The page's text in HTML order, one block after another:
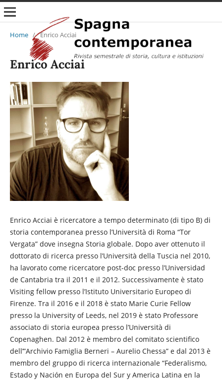
Home / Enrico Acciai
Enrico Acciai
Enrico Acciai è ricercatore a tempo determinato (di tipo B) di
storia contemporanea presso l’Università di Roma “Tor
Vergata” dove insegna Storia globale. Dopo aver ottenuto il
dottorato di ricerca presso l’Università della Tuscia nel 2010,
ha lavorato come ricercatore post-doc presso l’Universidad
de Cantabria tra il 2011 e il 2012. Successivamente è stato
Visiting fellow presso l’Istituto Universitario Europeo di
Firenze. Tra il 2016 e il 2018 è stato Marie Curie Fellow
presso la University of Leeds, nel 2019 è stato Professore
associato di storia europea presso l’Università di
Copenaghen. Dal 2012 è membro del comitato scientifico
dell’”Archivio Famiglia Berneri – Aurelio Chessa” e dal 2013 è
membro del gruppo di ricerca internazionale “Federalismo,
Estado y Nación en Europa del Sur y America Latina en la